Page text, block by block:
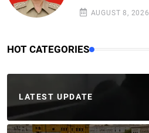
AUGUST 8, 2026
HOT CATEGORIES
LATEST UPDATE